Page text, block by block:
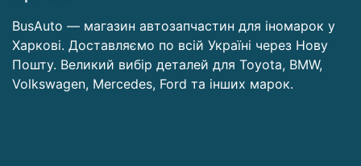
BusAuto — магазин автозапчастин для іномарок у
Харкові. Доставляємо по всій Україні через Нову
Пошту. Великий вибір деталей для Toyota, BMW,
Volkswagen, Mercedes, Ford та інших марок.